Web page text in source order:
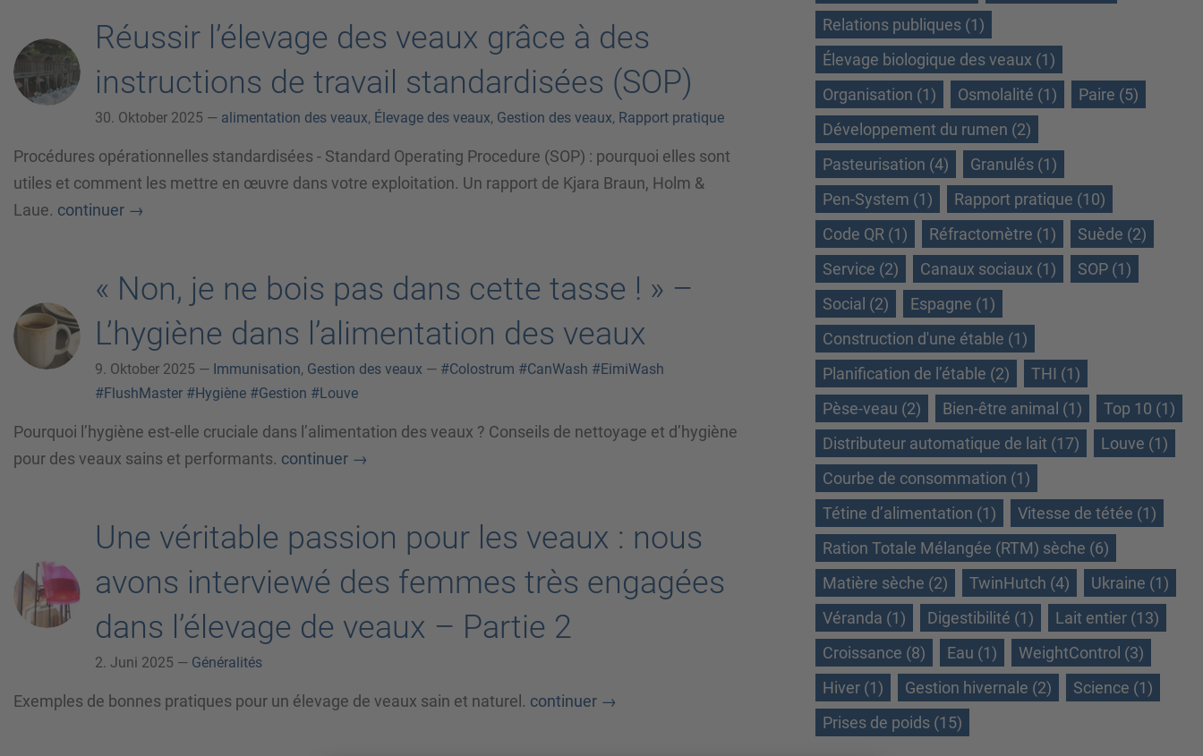
Réussir l’élevage des veaux grâce à des
instructions de travail standardisées (SOP)
30. Oktober 2025 — alimentation des veaux, Élevage des veaux, Gestion des veaux, Rapport pratique
Procédures opérationnelles standardisées - Standard Operating Procedure (SOP) : pourquoi elles sont
utiles et comment les mettre en œuvre dans votre exploitation. Un rapport de Kjara Braun, Holm &
Laue. continuer →
« Non, je ne bois pas dans cette tasse ! » –
L’hygiène dans l’alimentation des veaux
9. Oktober 2025 — Immunisation, Gestion des veaux — #Colostrum #CanWash #EimiWash
#FlushMaster #Hygiène #Gestion #Louve
Pourquoi l’hygiène est-elle cruciale dans l’alimentation des veaux ? Conseils de nettoyage et d’hygiène
pour des veaux sains et performants. continuer →
Une véritable passion pour les veaux : nous
avons interviewé des femmes très engagées
dans l’élevage de veaux – Partie 2
2. Juni 2025 — Généralités
Exemples de bonnes pratiques pour un élevage de veaux sain et naturel. continuer →
Relations publiques (1)
Élevage biologique des veaux (1)
Organisation (1)
Osmolalité (1)
Paire (5)
Développement du rumen (2)
Pasteurisation (4)
Granulés (1)
Pen-System (1)
Rapport pratique (10)
Code QR (1)
Réfractomètre (1)
Suède (2)
Service (2)
Canaux sociaux (1)
SOP (1)
Social (2)
Espagne (1)
Construction d'une étable (1)
Planification de l’étable (2)
THI (1)
Pèse-veau (2)
Bien-être animal (1)
Top 10 (1)
Distributeur automatique de lait (17)
Louve (1)
Courbe de consommation (1)
Tétine d’alimentation (1)
Vitesse de tétée (1)
Ration Totale Mélangée (RTM) sèche (6)
Matière sèche (2)
TwinHutch (4)
Ukraine (1)
Véranda (1)
Digestibilité (1)
Lait entier (13)
Croissance (8)
Eau (1)
WeightControl (3)
Hiver (1)
Gestion hivernale (2)
Science (1)
Prises de poids (15)